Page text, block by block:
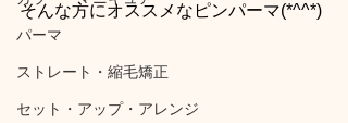
パーマ
ストレート・縮毛矯正
セット・アップ・アレンジ
そんな方にオススメなピンパーマ(*^^*)